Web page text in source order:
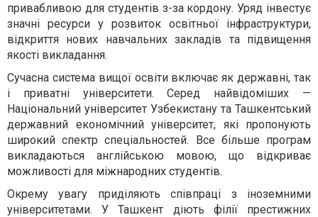
привабливою для студентів з-за кордону. Уряд інвестує
значні ресурси у розвиток освітньої інфраструктури,
відкриття нових навчальних закладів та підвищення
якості викладання.
Сучасна система вищої освіти включає як державні, так
і приватні університети. Серед найвідоміших —
Національний університет Узбекистану та Ташкентський
державний економічний університет, які пропонують
широкий спектр спеціальностей. Все більше програм
викладаються англійською мовою, що відкриває
можливості для міжнародних студентів.
Окрему увагу приділяють співпраці з іноземними
університетами. У Ташкент діють філії престижних